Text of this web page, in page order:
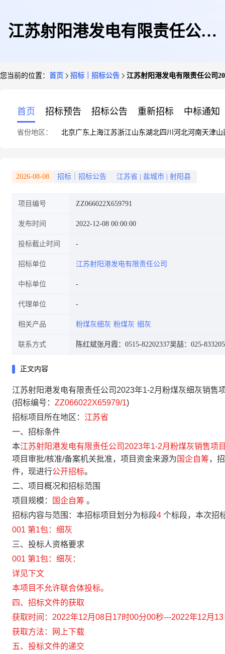
江苏射阳港发电有限责任公司
您当前的位置： 首页 招标｜招标公告 江苏射阳港发电有限责任公司
首页 招标预告 招标公告 重新招标 中标通知
省份地区： 北京广东 上海江苏浙江山东湖北四川 河北河南天津山
2026-08-08 招标｜招标公告 江苏省 盐城市 射阳县
项目编号 ZZ066022X659791
发布时间 2022-12-08 00:00:00
投标截止时间
招标单位 江苏射阳港发电有限责任公司
中标单位
代理单位
相关产品 粉煤灰细灰 粉煤灰 细灰
联系方式 陈红斌张月霞：0515-82202337吴喆：025-
正文内容
江苏射阳港发电有限责任公司2023年1-2月粉煤灰细灰销售
(招标编号： ZZ066022X65979/1)
招标项目所在地区： 江苏省
一、招标条件
本江苏射阳港发电有限责任公司2023年1-2月粉煤灰销售项
项目审批/核准/备案机关批准，项目资金来源为 国企自筹，
件，现进行公开招标。
二、项目概况和招标范围
项目规模：
国企自筹 。
招标内容与范围：本招标项目划分为标段4 个标段，本次招
001 第1包：细灰
三、投标人资格要求
001 第1包：细灰：
详见下文
本项目 不允许联合体投标。
四、招标文件的获取
获取时间： 2022年12月08日17时00分00秒---2022年12月
获取方法：
网上下载
五、投标文件的递交